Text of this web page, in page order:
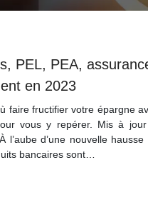
PEL, PEA,
en 2023
faire fructifier votre épargne
vous y repérer. Mis à
l’aube d’une nouvelle hausse
bancaires sont…